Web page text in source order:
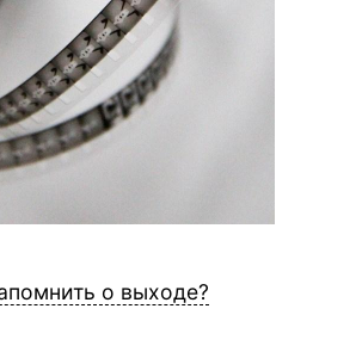
о выходе?